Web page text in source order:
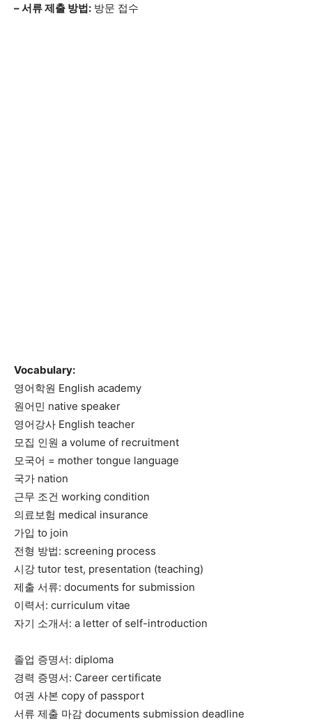
– 서류 제출 방법: 방문 접수
Vocabulary:
영어학원 English academy
원어민 native speaker
영어강사 English teacher
모집 인원 a volume of recruitment
모국어 = mother tongue language
국가 nation
근무 조건 working condition
의료보험 medical insurance
가입 to join
전형 방법: screening process
시강 tutor test, presentation (teaching)
제출 서류: documents for submission
이력서: curriculum vitae
자기 소개서: a letter of self-introduction
졸업 증명서: diploma
경력 증명서: Career certificate
여권 사본 copy of passport
서류 제출 마감 documents submission deadline